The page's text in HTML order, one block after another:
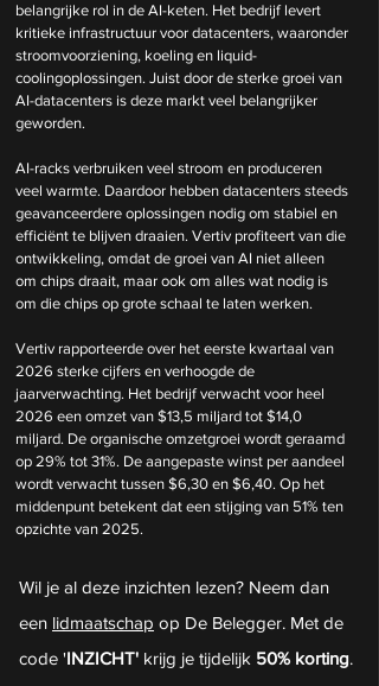
belangrijke rol in de AI-keten. Het bedrijf levert
kritieke infrastructuur voor datacenters, waaronder
stroomvoorziening, koeling en liquid-
coolingoplossingen. Juist door de sterke groei van
AI-datacenters is deze markt veel belangrijker
geworden.
AI-racks verbruiken veel stroom en produceren
veel warmte. Daardoor hebben datacenters steeds
geavanceerdere oplossingen nodig om stabiel en
efficiënt te blijven draaien. Vertiv profiteert van die
ontwikkeling, omdat de groei van AI niet alleen
om chips draait, maar ook om alles wat nodig is
om die chips op grote schaal te laten werken.
Vertiv rapporteerde over het eerste kwartaal van
2026 sterke cijfers en verhoogde de
jaarverwachting. Het bedrijf verwacht voor heel
2026 een omzet van $13,5 miljard tot $14,0
miljard. De organische omzetgroei wordt geraamd
op 29% tot 31%. De aangepaste winst per aandeel
wordt verwacht tussen $6,30 en $6,40. Op het
middenpunt betekent dat een stijging van 51% ten
opzichte van 2025.
Wil je al deze inzichten lezen? Neem dan
een lidmaatschap op De Belegger. Met de
code 'INZICHT' krijg je tijdelijk 50% korting.